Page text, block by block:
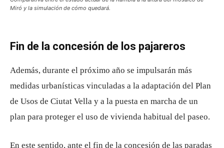
Miró y la simulación de cómo quedará.
Fin de la concesión de los pajareros
Además, durante el próximo año se impulsarán más
medidas urbanísticas vinculadas a la adaptación del Plan
de Usos de Ciutat Vella y a la puesta en marcha de un
plan para proteger el uso de vivienda habitual del paseo.
En este sentido, ante el fin de la concesión de las paradas